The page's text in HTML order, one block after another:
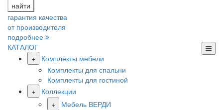
найти
гарантия качества
от производителя
подробнее
КАТАЛОГ
+
Комплекты мебели
Комплекты для спальни
Комплекты для гостиной
+
Коллекции
+
Мебель ВЕРДИ